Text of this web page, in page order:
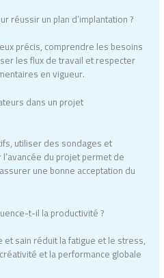
réussir un plan d’implantation ?
précis, comprendre les besoins
les flux de travail et respecter
en vigueur.
dans un projet
utiliser des sondages et
du projet permet de
une bonne acceptation du
t-il la productivité ?
sain réduit la fatigue et le stress,
et la performance globale